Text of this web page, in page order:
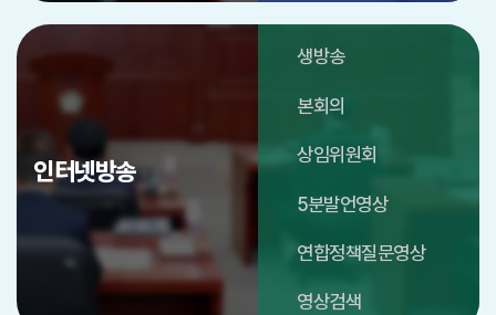
인터넷방송
생방송
본회의
상임위원회
5분발언영상
연합정책질문영상
영상검색